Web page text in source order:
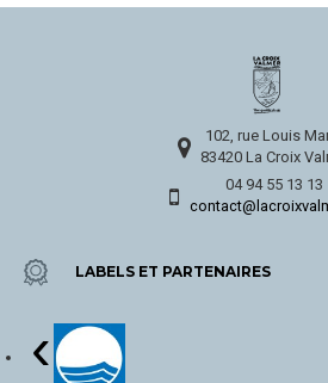
102, rue Louis
83420 La Croix
04 94 55 13 13
LABELS ET PARTENAIRES
‹